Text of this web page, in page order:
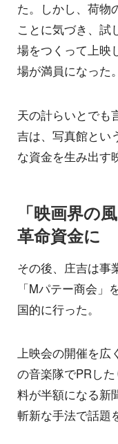
た。しかし、荷物
ことに気づき、試
場をつくって上映
場が満員になった。
天の計らいとでも
吉は、写真館とい
な資金を生み出す
「映画界の
革命資金に
その後、庄吉は事
「Mパテー商会
国的に行った。
上映会の開催を広
の音楽隊でPRし
料が半額になる新
斬新な手法で話題